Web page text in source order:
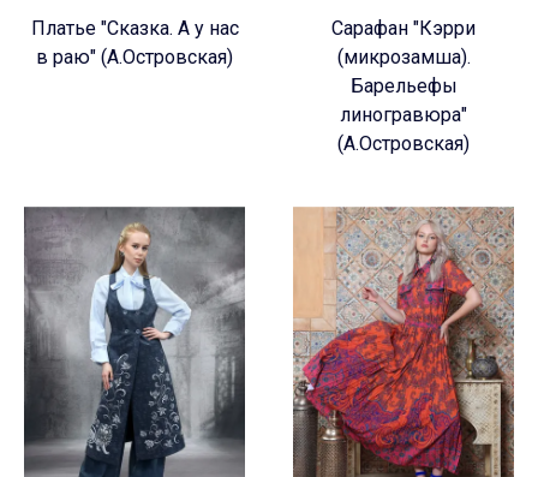
Платье "Сказка. А у нас
в раю" (А.Островская)
Сарафан "Кэрри
(микрозамша).
Барельефы
линогравюра"
(А.Островская)